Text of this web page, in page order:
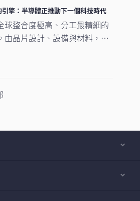
我們看來，市場討論焦點正愈
智能採用能否延續」轉向「支
展的關鍵基建如何落地與擴
展進程中，亞洲看來正扮演
引擎：半導體正推動下一個科技時代
球整合度極高、分工最精細的
由晶片設計、設備與材料，到
多個大洲、涉及多個國家，
成為一場不少人尚未準備就
（AI）競賽之基石，理解此行